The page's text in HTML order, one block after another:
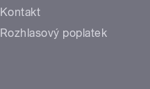
Kontakt
Rozhlasový poplatek